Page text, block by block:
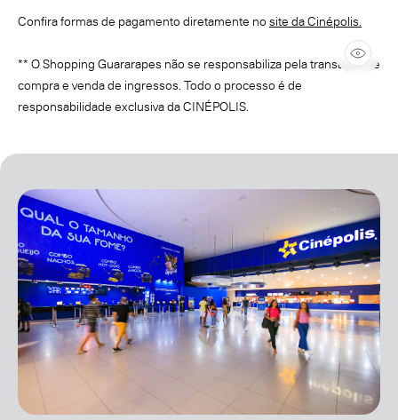
Confira formas de pagamento diretamente no site da Cinépolis.
** O Shopping Guararapes não se responsabiliza pela transação de
compra e venda de ingressos. Todo o processo é de
responsabilidade exclusiva da CINÉPOLIS.